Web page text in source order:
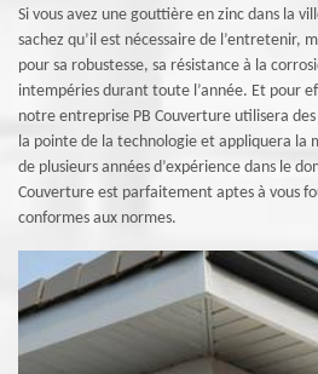
Si vous avez une gouttière en zinc dans la
sachez qu’il est nécessaire de l’entretenir,
pour sa robustesse, sa résistance à la
intempéries durant toute l’année. Et pour
notre entreprise PB Couverture utilisera
la pointe de la technologie et appliquera la
de plusieurs années d’expérience dans le
Couverture est parfaitement aptes à vous
conformes aux normes.